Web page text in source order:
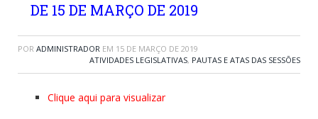
DE 15 DE MARÇO DE 2019
POR ADMINISTRADOR EM 15 DE MARÇO DE 2019
ATIVIDADES LEGISLATIVAS, PAUTAS E ATAS DAS SESSÕES
Clique aqui para visualizar